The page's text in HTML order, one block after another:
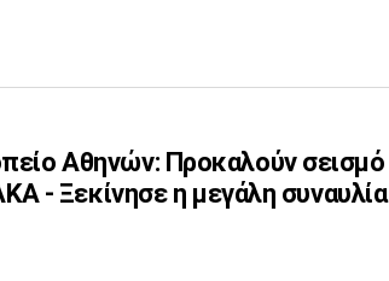
Αθηνών: Προκαλούν σεισμό
- Ξεκίνησε η μεγάλη συναυλία